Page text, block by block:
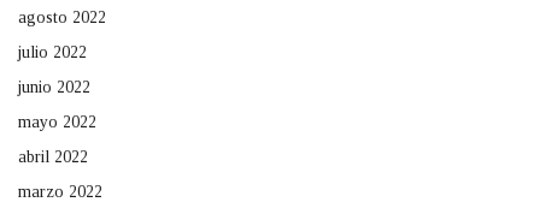
agosto 2022
julio 2022
junio 2022
mayo 2022
abril 2022
marzo 2022